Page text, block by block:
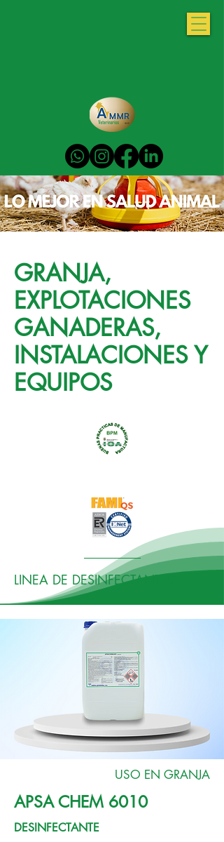
GRANJA,
EXPLOTACIONES
GANADERAS,
INSTALACIONES Y
EQUIPOS
LINEA DE DESINFECTANTES
USO EN GRANJA
APSA CHEM 6010
DESINFECTANTE